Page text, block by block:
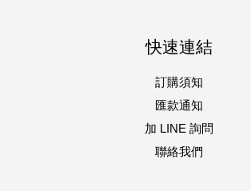
快速連結
訂購須知
匯款通知
加 LINE 詢問
聯絡我們